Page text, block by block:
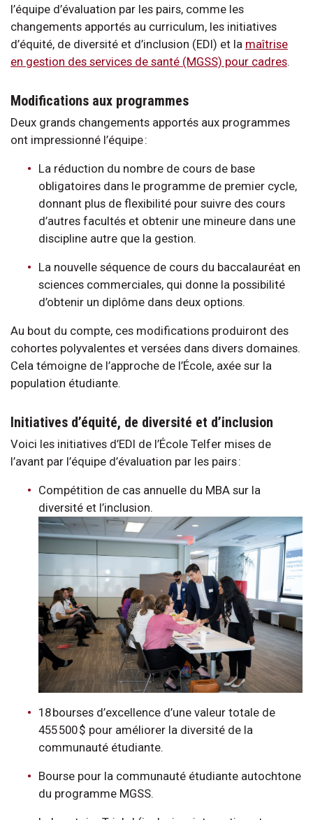
l’équipe d’évaluation par les pairs, comme les
changements apportés au curriculum, les initiatives
d’équité, de diversité et d’inclusion (EDI) et la maîtrise
en gestion des services de santé (MGSS) pour cadres.
Modifications aux programmes
Deux grands changements apportés aux programmes
ont impressionné l’équipe :
La réduction du nombre de cours de base
obligatoires dans le programme de premier cycle,
donnant plus de flexibilité pour suivre des cours
d’autres facultés et obtenir une mineure dans une
discipline autre que la gestion.
La nouvelle séquence de cours du baccalauréat en
sciences commerciales, qui donne la possibilité
d’obtenir un diplôme dans deux options.
Au bout du compte, ces modifications produiront des
cohortes polyvalentes et versées dans divers domaines.
Cela témoigne de l’approche de l’École, axée sur la
population étudiante.
Initiatives d’équité, de diversité et d’inclusion
Voici les initiatives d’EDI de l’École Telfer mises de
l’avant par l’équipe d’évaluation par les pairs :
Compétition de cas annuelle du MBA sur la
diversité et l’inclusion.
18 bourses d’excellence d’une valeur totale de
455 500 $ pour améliorer la diversité de la
communauté étudiante.
Bourse pour la communauté étudiante autochtone
du programme MGSS.